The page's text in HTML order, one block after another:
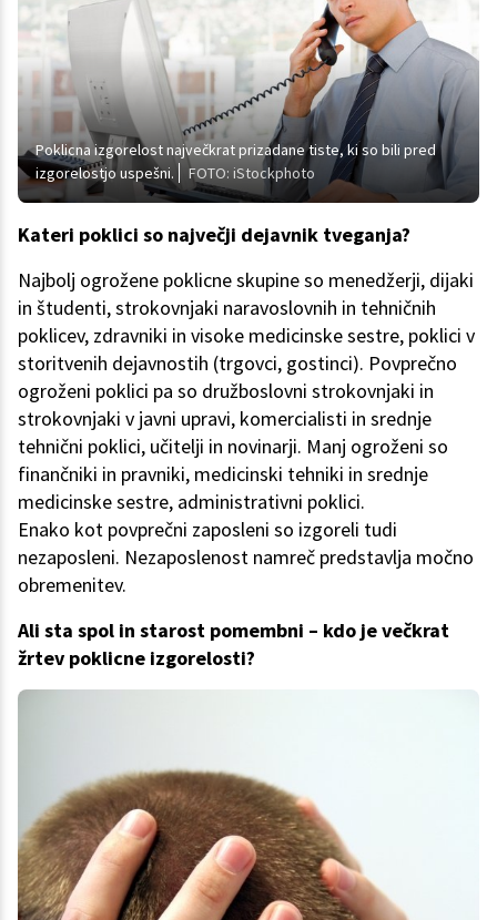
Poklicna izgorelost največkrat prizadane tiste, ki so bili pred
izgorelostjo uspešni.
FOTO: iStockphoto
Kateri poklici so največji dejavnik tveganja?
Najbolj ogrožene poklicne skupine so menedžerji, dijaki
in študenti, strokovnjaki naravoslovnih in tehničnih
poklicev, zdravniki in visoke medicinske sestre, poklici v
storitvenih dejavnostih (trgovci, gostinci). Povprečno
ogroženi poklici pa so družboslovni strokovnjaki in
strokovnjaki v javni upravi, komercialisti in srednje
tehnični poklici, učitelji in novinarji. Manj ogroženi so
finančniki in pravniki, medicinski tehniki in srednje
medicinske sestre, administrativni poklici.
Enako kot povprečni zaposleni so izgoreli tudi
nezaposleni. Nezaposlenost namreč predstavlja močno
obremenitev.
Ali sta spol in starost pomembni – kdo je večkrat
žrtev poklicne izgorelosti?